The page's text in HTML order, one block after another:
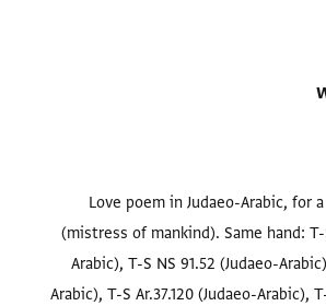
Love poem in Judaeo-Arabic, for
(mistress of mankind). Same hand:
Arabic), T-S NS 91.52 (Judaeo-
Arabic), T-S Ar.37.120 (Judaeo-Arabic),